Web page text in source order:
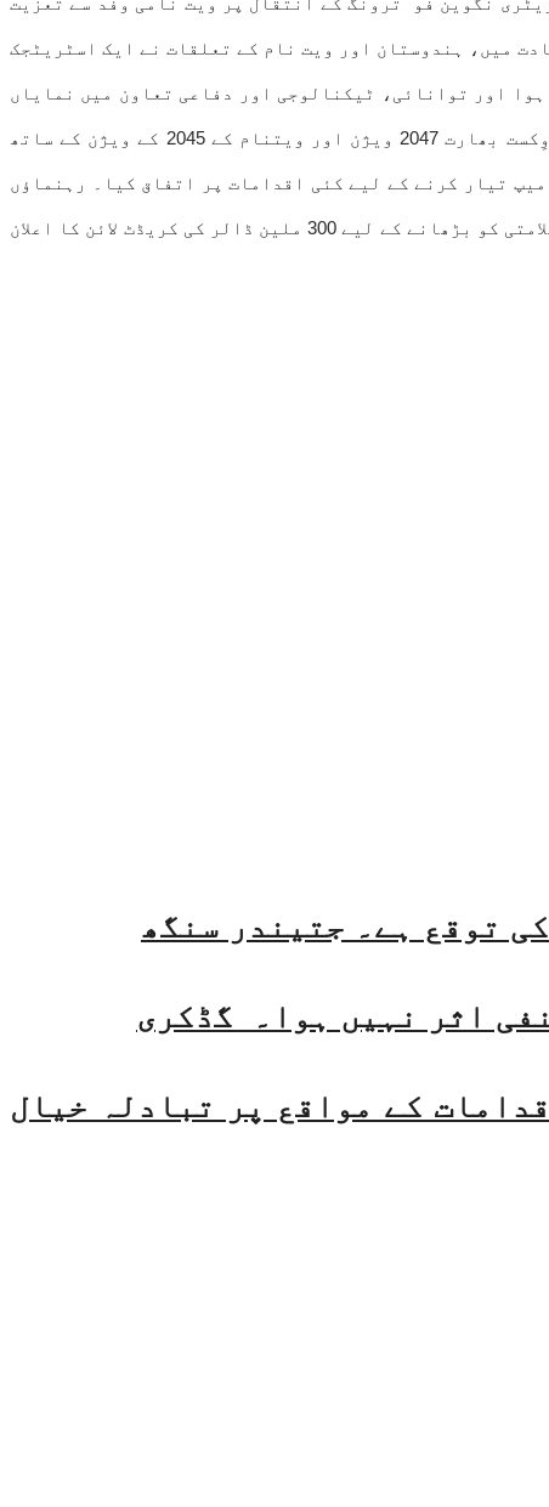
میں، ہندوستان اور ویت نام کے تعلقات نے ایک اسٹریٹجک
تعلقات کی دہائی پر محیط مضبوطی پر بھی روشنی ڈالی، جس میں تجارت میں 85 فیصد اضافہ ہوا اور توانائی، ٹیکنالوجی اور دفاعی تعاون میں نمایاں
پیش رفت ہوئی۔اپنی بات چیت کے دوران، مودی اور چن نے مستقبل کے تعاون کے فریم ورک کو نقشہ بنایا جو ہندوستان کے وِکست بھارت 2047 ویژن اور ویتنام کے 2045 کے ویژن کے ساتھ
تیار کرنے کے لیے کئی اقدامات پر اتفاق کیا۔ رہنماؤں
نے سامان کے معاہدے میں آسیان-بھارت تجارت کے جائزے اور اختتام کو ترجیح دینے پر اتفاق کیا اور ویتنام کی سمندری سلامتی کو بڑھانے کے لیے 300 ملین ڈالر کی کریڈٹ لائن کا اعلان
اثر نہیں ہوا۔ گڈکری
کے مواقع پر تبادلہ خیال